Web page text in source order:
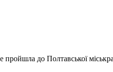
до Полтавської